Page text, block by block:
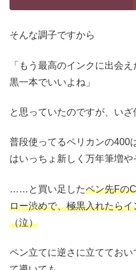
そんな調子ですから
「もう最高のインクに出会
黒一本でいいよね」
と思っていたのですが、いざ
普段使ってるペリカンの400
はいっちょ新しく万年筆増
……と買い足したペン先Fの
ロー渋めで、極黒入れたら
（泣）
ペン立てに逆さに立てておい